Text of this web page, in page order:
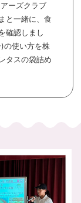
ーズクラブ
と一緒に、食
確認しまし
の使い方を株
タスの袋詰め